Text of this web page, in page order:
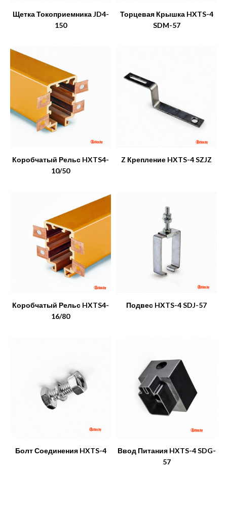
Щетка Токоприемника JD4-
150
Торцевая Крышка HXTS-4
SDM-57
Коробчатый Рельс HXTS4-
10/50
Z Крепление HXTS-4 SZJZ
Коробчатый Рельс HXTS4-
16/80
Подвес HXTS-4 SDJ-57
Болт Соединения HXTS-4
Ввод Питания HXTS-4 SDG-
57